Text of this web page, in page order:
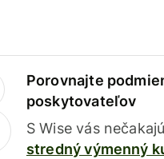
Porovnajte
poskytovateľov
S Wise vás
stredný výmenný